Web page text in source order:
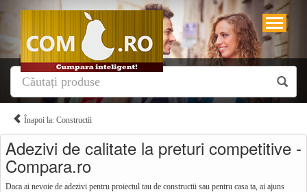
Înapoi la: Constructii
Adezivi de calitate la preturi competitive -
Compara.ro
Daca ai nevoie de adezivi pentru proiectul tau de constructii sau pentru casa ta, ai ajuns